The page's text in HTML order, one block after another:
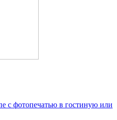
с фотопечатью в гостиную или